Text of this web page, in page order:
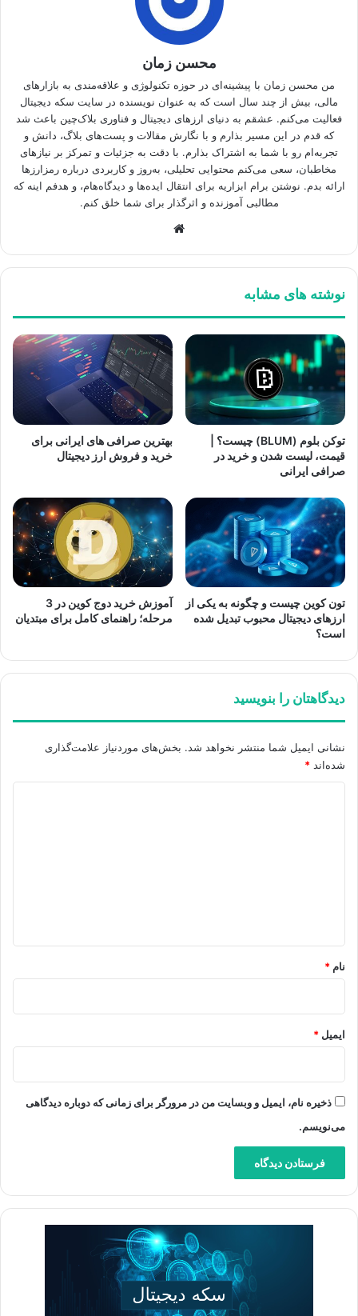
محسن زمان
من محسن زمان با پیشینه‌ای در حوزه تکنولوژی و علاقه‌مندی به بازارهای
مالی، بیش از چند سال است که به عنوان نویسنده در سایت سکه دیجیتال
فعالیت می‌کنم. عشقم به دنیای ارزهای دیجیتال و فناوری بلاک‌چین باعث شد
که قدم در این مسیر بذارم و با نگارش مقالات و پست‌های بلاگ، دانش و
تجربه‌ام رو با شما به اشتراک بذارم. با دقت به جزئیات و تمرکز بر نیازهای
مخاطبان، سعی می‌کنم محتوایی تحلیلی، به‌روز و کاربردی درباره رمزارزها
ارائه بدم. نوشتن برام ابزاریه برای انتقال ایده‌ها و دیدگاه‌هام، و هدفم اینه که
مطالبی آموزنده و اثرگذار برای شما خلق کنم.
نوشته های مشابه
توکن بلوم (BLUM) چیست؟ |
قیمت، لیست شدن و خرید در
صرافی ایرانی
بهترین صرافی های ایرانی برای
خرید و فروش ارز دیجیتال
تون کوین چیست و چگونه به یکی از
ارزهای دیجیتال محبوب تبدیل شده
است؟
آموزش خرید دوج کوین در 3
مرحله؛ راهنمای کامل برای مبتدیان
دیدگاهتان را بنویسید
نشانی ایمیل شما منتشر نخواهد شد. بخش‌های موردنیاز علامت‌گذاری
شده‌اند *
نام *
ایمیل *
ذخیره نام، ایمیل و وبسایت من در مرورگر برای زمانی که دوباره دیدگاهی
می‌نویسم.